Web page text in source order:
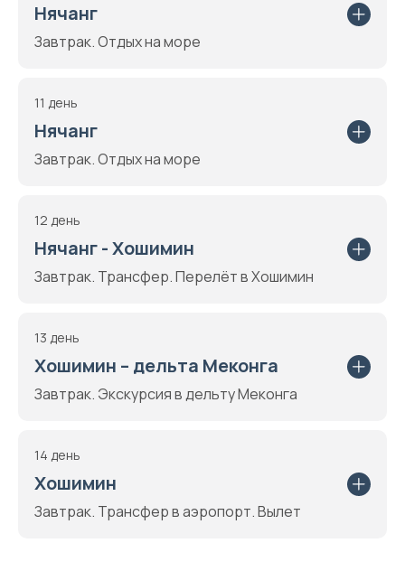
Нячанг
Завтрак. Отдых на море
11 день
Нячанг
Завтрак. Отдых на море
12 день
Нячанг - Хошимин
Завтрак. Трансфер. Перелёт в Хошимин
13 день
Хошимин – дельта Меконга
Завтрак. Экскурсия в дельту Меконга
14 день
Хошимин
Завтрак. Трансфер в аэропорт. Вылет